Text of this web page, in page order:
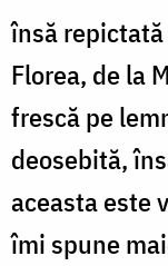
însă
Florea, de la
frescă pe
deosebită,
aceasta este
îmi spune